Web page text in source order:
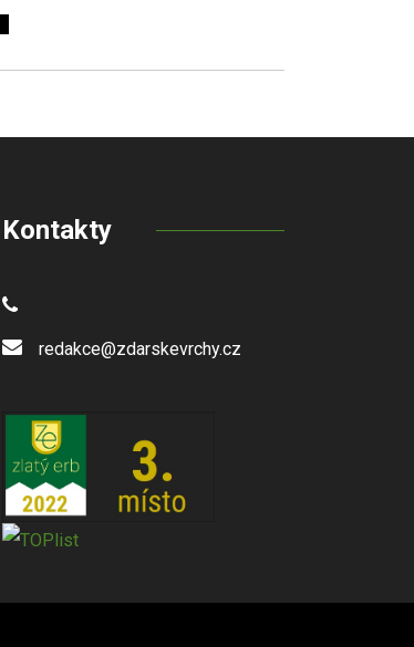
Kontakty
redakce@zdarskevrchy.cz